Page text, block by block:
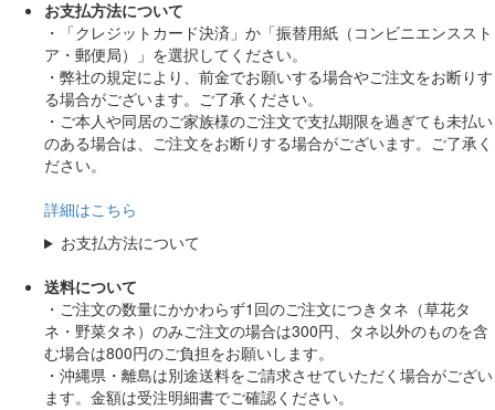
お支払方法について
・「クレジットカード決済」か「振替用紙（コンビニエンススト
ア・郵便局）」を選択してください。
・弊社の規定により、前金でお願いする場合やご注文をお断りす
る場合がございます。ご了承ください。
・ご本人や同居のご家族様のご注文で支払期限を過ぎても未払い
のある場合は、ご注文をお断りする場合がございます。ご了承く
ださい。
詳細はこちら
お支払方法について
送料について
・ご注文の数量にかかわらず1回のご注文につきタネ（草花タ
ネ・野菜タネ）のみご注文の場合は300円、タネ以外のものを含
む場合は800円のご負担をお願いします。
・沖縄県・離島は別途送料をご請求させていただく場合がござい
ます。金額は受注明細書でご確認ください。